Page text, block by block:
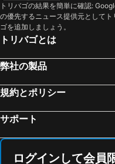
トリバゴの結果を簡単に確認:
の優先するニュース提供元としてト
ゴを追加しましょう。
トリバゴとは
弊社の製品
規約とポリシー
サポート
ログインして会員